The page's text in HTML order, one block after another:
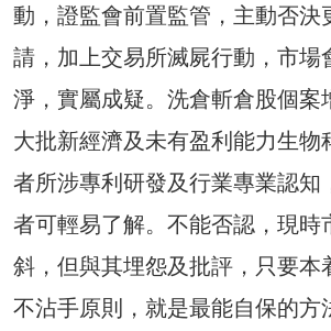
動，證監會前置監管，主動否決
請，加上交易所滅屍行動，市場
淨，實屬成疑。洗倉斬倉股個案
大批新經濟及未有盈利能力生物
者所涉專利研發及行業專業認知
者可輕易了解。不能否認，現時
斜，但與其埋怨及批評，只要本
不沾手原則，就是最能自保的方